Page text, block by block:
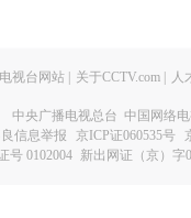
视台网站 关于CCTV.com 人
中央广播电视总台 中国网络
信息举报
京ICP证060535号
号 0102004 新出网证（京）